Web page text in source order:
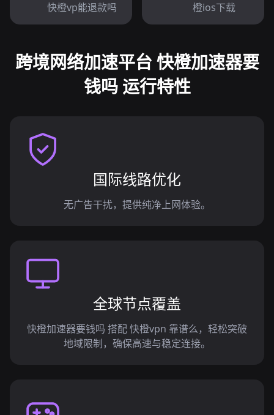
快橙vp能退款吗 橙ios下载
跨境网络加速平台 快橙加速器要
钱吗 运行特性
国际线路优化
无广告干扰，提供纯净上网体验。
全球节点覆盖
快橙加速器要钱吗 搭配 快橙vpn 靠谱么，轻松突破
地域限制，确保高速与稳定连接。